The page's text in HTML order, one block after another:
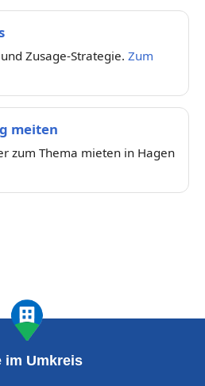
Zusage-Strategie. Zum
meiten
zum Thema mieten in Hagen
im Umkreis